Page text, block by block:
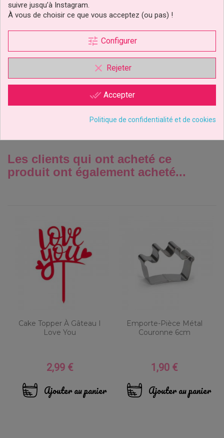
Deco Melts Blanc Naturel
Prix
19,90 €
Ajouter au panier
Les clients qui ont acheté ce
produit ont également acheté...
Cake Topper À Gâteau I
Love You
Prix
2,99 €
Ajouter au panier
Emporte-Pièce Métal
Couronne 6cm
Prix
1,90 €
Ajouter au panier
suivre jusqu’à Instagram.
À vous de choisir ce que vous acceptez (ou pas) !
tune Configurer
clear Rejeter
done_all Accepter
Politique de confidentialité et de cookies